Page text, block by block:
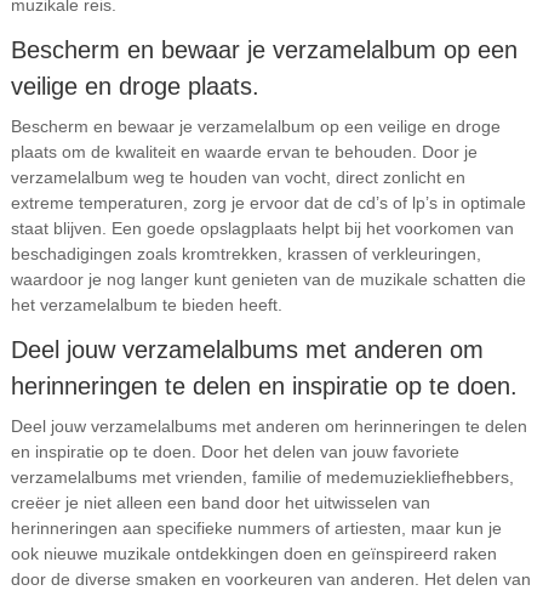
muzikale reis.
Bescherm en bewaar je verzamelalbum op een
veilige en droge plaats.
Bescherm en bewaar je verzamelalbum op een veilige en droge
plaats om de kwaliteit en waarde ervan te behouden. Door je
verzamelalbum weg te houden van vocht, direct zonlicht en
extreme temperaturen, zorg je ervoor dat de cd’s of lp’s in optimale
staat blijven. Een goede opslagplaats helpt bij het voorkomen van
beschadigingen zoals kromtrekken, krassen of verkleuringen,
waardoor je nog langer kunt genieten van de muzikale schatten die
het verzamelalbum te bieden heeft.
Deel jouw verzamelalbums met anderen om
herinneringen te delen en inspiratie op te doen.
Deel jouw verzamelalbums met anderen om herinneringen te delen
en inspiratie op te doen. Door het delen van jouw favoriete
verzamelalbums met vrienden, familie of medemuziekliefhebbers,
creëer je niet alleen een band door het uitwisselen van
herinneringen aan specifieke nummers of artiesten, maar kun je
ook nieuwe muzikale ontdekkingen doen en geïnspireerd raken
door de diverse smaken en voorkeuren van anderen. Het delen van